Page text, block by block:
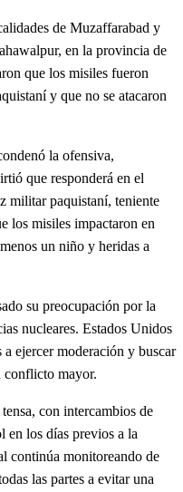
de Muzaffarabad y
en la provincia de
que los misiles fueron
y que no se atacaron
la ofensiva,
que responderá en el
militar paquistaní, teniente
los misiles impactaron en
un niño y heridas a
su preocupación por la
nucleares. Estados Unidos
ejercer moderación y buscar
conflicto mayor.
con intercambios de
en los días previos a la
continúa monitoreando de
las partes a evitar una